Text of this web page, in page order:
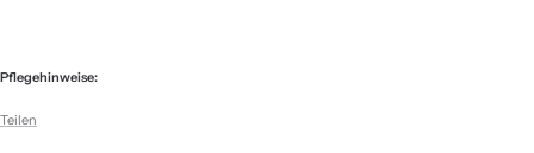
Pflegehinweise:
Teilen